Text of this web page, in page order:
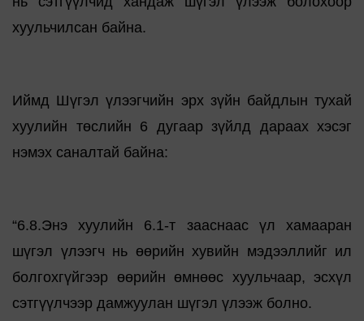
хуульчилсан байна.
Иймд Шүгэл үлээгчийн эрх зүйн байдлын тухай
хуулийн төслийн 6 дугаар зүйлд дараах хэсэг
нэмэх саналтай байна:
“6.8.Энэ хуулийн 6.1-т зааснаас үл хамааран
шүгэл үлээгч нь өөрийн хувийн мэдээллийг ил
болгохгүйгээр өөрийн өмнөөс хуульчаар, эсхүл
сэтгүүлчээр дамжуулан шүгэл үлээж болно.